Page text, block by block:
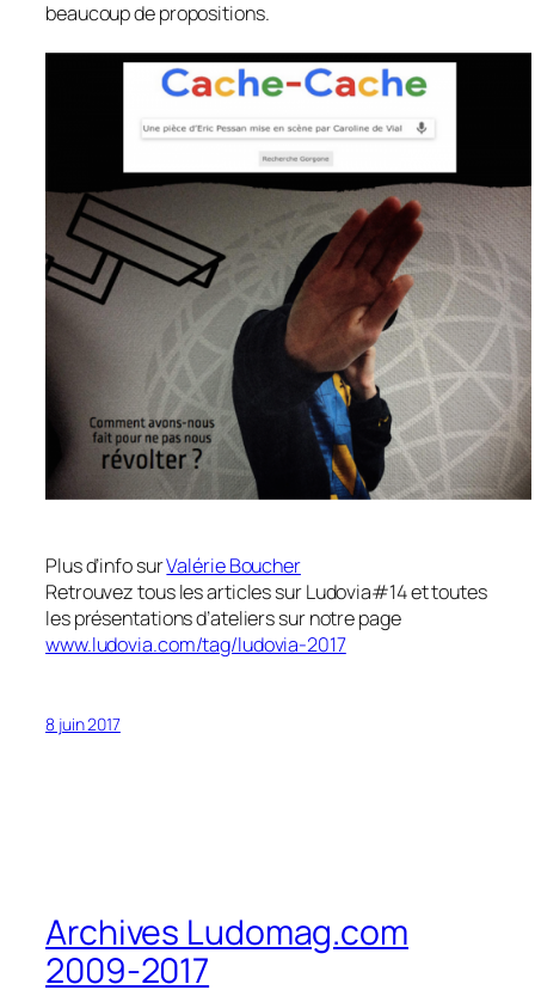
beaucoup de propositions.
Plus d’info surValérie Boucher
Retrouvez tous les articles sur Ludovia#14 et toutes
les présentations d’ateliers sur notre page
www.ludovia.com/tag/ludovia-2017
8 juin 2017
Archives Ludomag.com
2009-2017